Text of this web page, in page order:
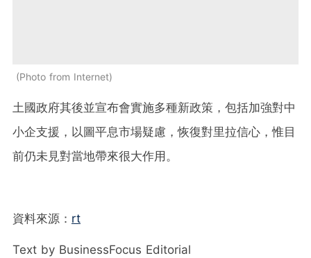
Photo from Internet
土國政府其後並宣布會實施多種新政策，包括加強對中
小企支援，以圖平息市場疑慮，恢復對里拉信心，惟目
前仍未見對當地帶來很大作用。
資料來源： rt
Text by BusinessFocus Editorial